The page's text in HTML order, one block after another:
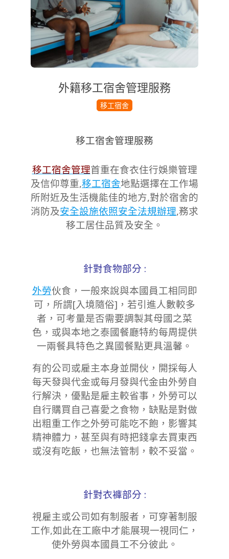
外籍移工宿舍管理服務
移工宿舍
移工宿舍管理服務
移工宿舍管理首重在食衣住行娛樂管理
及信仰尊重,移工宿舍地點選擇在工作場
所附近及生活機能佳的地方,對於宿舍的
消防及安全設施依照安全法規辦理,務求
移工居住品質及安全。
針對食物部分 :
外勞伙食，一般來說與本國員工相同即
可，所謂[入境隨俗]，若引進人數較多
者，可考量是否需要調製其母國之菜
色，或與本地之泰國餐廳特約每周提供
一兩餐具特色之異國餐點更具溫馨。
有的公司或雇主本身並開伙，開採每人
每天發與代金或每月發與代金由外勞自
行解決，優點是雇主較省事，外勞可以
自行購買自己喜愛之食物，缺點是對做
出粗重工作之外勞可能吃不飽，影響其
精神體力，甚至與有時把錢拿去買東西
或沒有吃飯，也無法管制，較不妥當。
針對衣褲部分 :
視雇主或公司如有制服者，可穿著制服
工作,如此在工廠中才能展現一視同仁，
使外勞與本國員工不分彼此。